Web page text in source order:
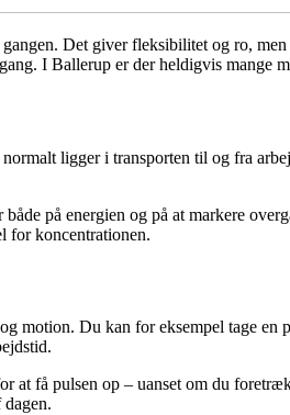
Det giver fleksibilitet og ro,
I Ballerup er der heldigvis mange
ligger i transporten til og fra
på energien og på at markere
for koncentrationen.
motion. Du kan for eksempel tage en
at få pulsen op – uanset om du